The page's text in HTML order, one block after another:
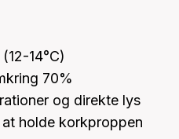
14°C)
70%
og direkte lys
holde korkproppen